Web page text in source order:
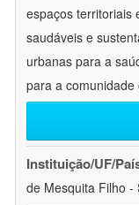
espaços territoriais
saudáveis e
urbanas para a
para a
Instituição/UF/
de Mesquita Filho -